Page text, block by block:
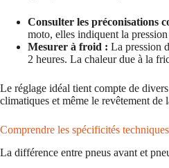
Consulter les préconisations
moto, elles indiquent la
Mesurer à froid : La pression
2 heures. La chaleur due à la
Le réglage idéal tient compte de
climatiques et même le revêtement de
Comprendre les spécificités
La différence entre pneus avant et